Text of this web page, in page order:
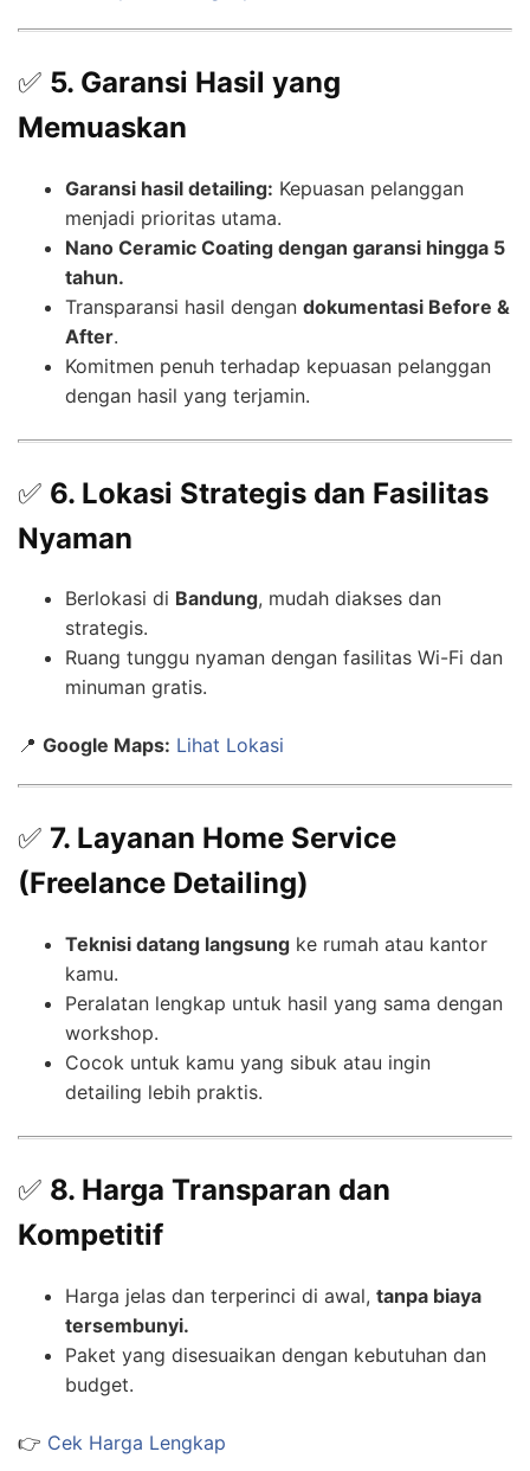
✅ 5. Garansi Hasil yang
Memuaskan
Garansi hasil detailing: Kepuasan pelanggan
menjadi prioritas utama.
Nano Ceramic Coating dengan garansi hingga 5
tahun.
Transparansi hasil dengan dokumentasi Before &
After.
Komitmen penuh terhadap kepuasan pelanggan
dengan hasil yang terjamin.
✅ 6. Lokasi Strategis dan Fasilitas
Nyaman
Berlokasi di Bandung, mudah diakses dan
strategis.
Ruang tunggu nyaman dengan fasilitas Wi-Fi dan
minuman gratis.
📍 Google Maps: Lihat Lokasi
✅ 7. Layanan Home Service
(Freelance Detailing)
Teknisi datang langsung ke rumah atau kantor
kamu.
Peralatan lengkap untuk hasil yang sama dengan
workshop.
Cocok untuk kamu yang sibuk atau ingin
detailing lebih praktis.
✅ 8. Harga Transparan dan
Kompetitif
Harga jelas dan terperinci di awal, tanpa biaya
tersembunyi.
Paket yang disesuaikan dengan kebutuhan dan
budget.
👉 Cek Harga Lengkap